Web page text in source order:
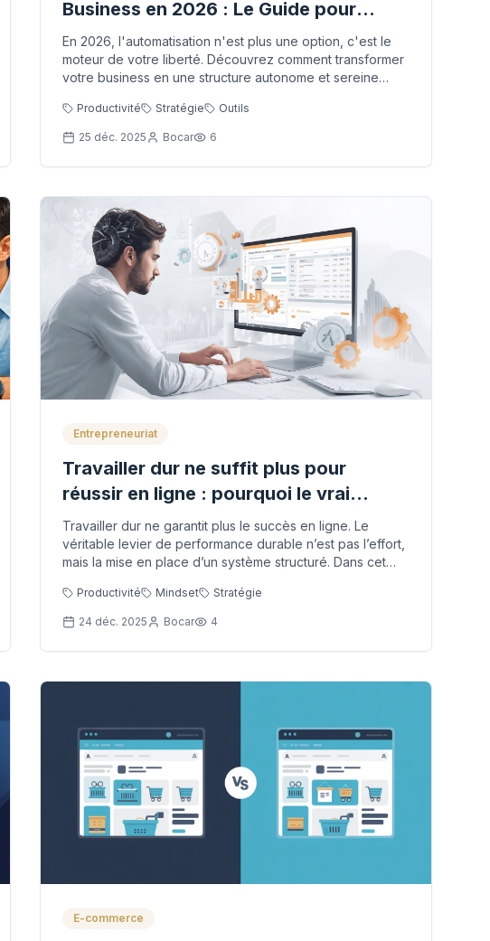
Business en 2026 : Le Guide pour
Gagner du Temps
En 2026, l'automatisation n'est plus une option, c'est le
moteur de votre liberté. Découvrez comment transformer
votre business en une structure autonome et sereine
systèmes de contenu automatisés. Il est temps de passer
du statut d'entrepreneur surchargé à celui de chef
Productivité Stratégie Outils
25 déc. 2025 Bocar 6
Entrepreneuriat
Travailler dur ne suffit plus pour
réussir en ligne : pourquoi le vrai
problème n’est pas l’effort, mais
l’absence de système
Travailler dur ne garantit plus le succès en ligne. Le
véritable levier de performance durable n’est pas l’effort,
mais la mise en place d’un système structuré. Dans cet
de nombreux projets et comment adopter une approche
plus efficace, alignée et durable.
Productivité Mindset Stratégie
24 déc. 2025 Bocar 4
E-commerce